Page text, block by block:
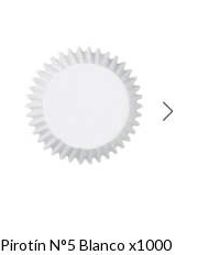
Pirotín N°5 Blanco x1000